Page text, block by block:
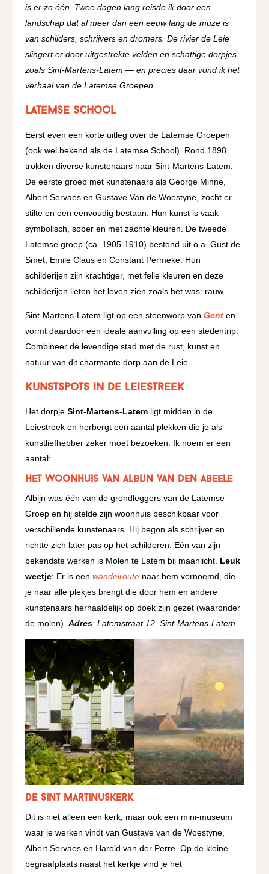
is er zo één. Twee dagen lang reisde ik door een
landschap dat al meer dan een eeuw lang de muze is
van schilders, schrijvers en dromers. De rivier de Leie
slingert er door uitgestrekte velden en schattige dorpjes
zoals Sint-Martens-Latem — en precies daar vond ik het
verhaal van de Latemse Groepen.
Latemse school
Eerst even een korte uitleg over de Latemse Groepen
(ook wel bekend als de Latemse School). Rond 1898
trokken diverse kunstenaars naar Sint-Martens-Latem.
De eerste groep met kunstenaars als George Minne,
Albert Servaes en Gustave Van de Woestyne, zocht er
stilte en een eenvoudig bestaan. Hun kunst is vaak
symbolisch, sober en met zachte kleuren. De tweede
Latemse groep (ca. 1905-1910) bestond uit o.a. Gust de
Smet, Emile Claus en Constant Permeke. Hun
schilderijen zijn krachtiger, met felle kleuren en deze
schilderijen lieten het leven zien zoals het was: rauw.
Sint-Martens-Latem ligt op een steenworp vanGent en
vormt daardoor een ideale aanvulling op een stedentrip.
Combineer de levendige stad met de rust, kunst en
natuur van dit charmante dorp aan de Leie.
Kunstspots in de Leiestreek
Het dorpjeSint-Martens-Latem ligt midden in de
Leiestreek en herbergt een aantal plekken die je als
kunstliefhebber zeker moet bezoeken. Ik noem er een
aantal:
Het woonhuis van Albijn van den Abeele
Albijn was één van de grondleggers van de Latemse
Groep en hij stelde zijn woonhuis beschikbaar voor
verschillende kunstenaars. Hij begon als schrijver en
richtte zich later pas op het schilderen. Eén van zijn
bekendste werken is Molen te Latem bij maanlicht. Leuk
weetje: Er is eenwandelroute naar hem vernoemd, die
je naar alle plekjes brengt die door hem en andere
kunstenaars herhaaldelijk op doek zijn gezet (waaronder
de molen).Adres: Latemstraat 12, Sint-Martens-Latem
De Sint Martinuskerk
Dit is niet alleen een kerk, maar ook een mini-museum
waar je werken vindt van Gustave van de Woestyne,
Albert Servaes en Harold van der Perre. Op de kleine
begraafplaats naast het kerkje vind je het